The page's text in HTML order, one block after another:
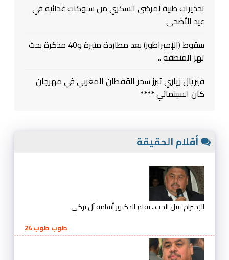
تحذيرات طبية لمرضى السكري من سلوكات غذائية في
عيد الأضحى
سقوط (الإمبراطور) بعد مطاردة متيرة و40 مذكرة بحث
تهز المنطقة ..
فيريال زياري تبرز سحر القفطان المغربي في مهرجان
كان السينمائي ****
أقلام الحقيقة
الإحترام قبل الحب.. بقلم الدكتور أسامة آل تركي
طوب طوب 24